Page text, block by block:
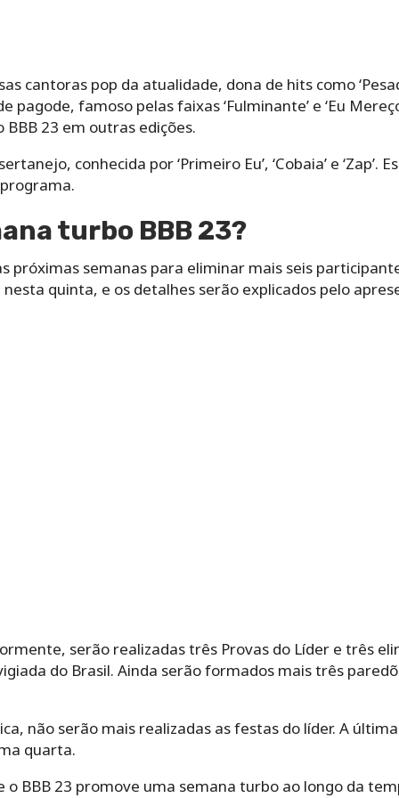
cantoras pop da atualidade, dona de hits como
pagode, famoso pelas faixas ‘Fulminante’ e ‘Eu
23 em outras edições.
conhecida por ‘Primeiro Eu’, ‘Cobaia’ e ‘Zap’.
turbo BBB 23?
próximas semanas para eliminar mais seis
quinta, e os detalhes serão explicados pelo
serão realizadas três Provas do Líder e três
do Brasil. Ainda serão formados mais três
não serão mais realizadas as festas do líder. A
quarta.
o BBB 23 promove uma semana turbo ao longo da